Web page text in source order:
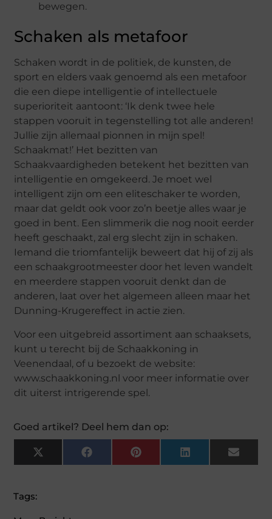
bewegen.
Schaken als metafoor
Schaken wordt in de politiek, de kunsten, de
sport en elders vaak genoemd als een metafoor
die een diepe intelligentie of intellectuele
superioriteit aantoont: ‘Ik denk twee hele
stappen vooruit in tegenstelling tot alle anderen!
Jullie zijn allemaal pionnen in mijn spel!
Schaakmat!’ Het bezitten van
Schaakvaardigheden betekent het bezitten van
intelligentie en omgekeerd. Je moet wel
intelligent zijn om een eliteschaker te worden,
maar dat geldt ook voor zo’n beetje alles waar je
goed in bent. Een slimmerik die nog nooit eerder
heeft geschaakt, zal erg slecht zijn in schaken.
Iemand die triomfantelijk beweert dat hij of zij als
een schaakgrootmeester door het leven wandelt
en meerdere stappen vooruit denkt dan de
anderen, laat over het algemeen alleen maar het
Dunning-Krugereffect in actie zien.
Voor een uitgebreid assortiment aan schaaksets,
kunt u terecht bij de Schaakkoning in
Veenendaal, of u bezoekt de website:
www.schaakkoning.nl voor meer informatie over
dit uiterst intrigerende spel.
Goed artikel? Deel hem dan op:
X
(Twitter)
Facebook Pinterest LinkedIn Email
Tags: